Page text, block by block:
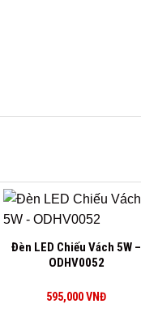
Đèn LED Chiếu Vách 5W –
ODHV0052
595,000VNĐ